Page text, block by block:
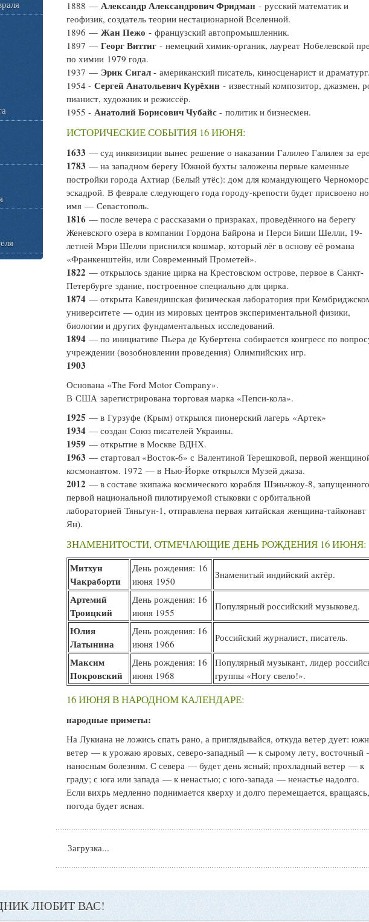
1888 — Александр Александрович Фридман - русский математик и
геофизик, создатель теории нестационарной Вселенной.
1896 —Жан Пежо - французский автопромышленник.
1897 —Георг Виттиг - немецкий химик-органик, лауреат Нобелевской
по химии 1979 года.
1937 — Эрик Сигал - американский писатель, киносценарист и драматург.
1954 -Сергей Анатольевич Курёхин - известный композитор, джазмен,
пианист, художник и режиссёр.
1955 - Анатолий Борисович Чубайс - политик и бизнесмен.
ИСТОРИЧЕСКИЕ СОБЫТИЯ 16 ИЮНЯ:
1633 — суд инквизиции вынес решение о наказании Галилео Галилея за
1783 — на западном берегу Южной бухты заложены первые каменные
постройки города Ахтиар (Белый утёс): дом для командующего
эскадрой. В феврале следующего года городу-крепости будет присвоено
имя — Севастополь.
1816 — после вечера с рассказами о призраках, проведённого на берегу
Женевского озера в компании Гордона Байрона и Перси Биши Шелли, 19-
летней Мэри Шелли приснился кошмар, который лёг в основу её романа
«Франкенштейн, или Современный Прометей».
1822 — открылось здание цирка на Крестовском острове, первое в Санкт-
Петербурге здание, построенное специально для цирка.
1874 — открыта Кавендишская физическая лаборатория при
университете — один из мировых центров экспериментальной физики,
биологии и других фундаментальных исследований.
1894 — по инициативе Пьера де Кубертена собирается конгресс по
учреждении (возобновлении проведения) Олимпийских игр.
1903
Основана «The Ford Motor Company».
В США зарегистрирована торговая марка «Пепси-кола».
1925 — в Гурзуфе (Крым) открылся пионерский лагерь «Артек»
1934 — создан Союз писателей Украины.
1959 — открытие в Москве ВДНХ.
1963 — стартовал «Восток-6» с Валентиной Терешковой, первой
космонавтом. 1972 — в Нью-Йорке открылся Музей джаза.
2012— в составе экипажа космического корабля Шэньчжоу-8,
первой национальной пилотируемой стыковки с орбитальной
лабораторией Тяньгун-1, отправлена первая китайская женщина-
Ян).
ЗНАМЕНИТОСТИ, ОТМЕЧАЮЩИЕ ДЕНЬ РОЖДЕНИЯ 16 ИЮНЯ:
Митхун
Чакраборти
День рождения: 16
июня 1950
Знаменитый индийский актёр.
Артемий
Троицкий
День рождения: 16
июня 1955
Популярный российский музыковед.
Юлия
Латынина
День рождения: 16
июня 1966
Российский журналист, писатель.
Максим
Покровский
День рождения: 16
июня 1968
Популярный музыкант, лидер
группы «Ногу свело!».
16 ИЮНЯ В НАРОДНОМ КАЛЕНДАРЕ:
народные приметы:
На Лукиана не ложись спать рано, а приглядывайся, откуда ветер дует:
ветер — к урожаю яровых, северо-западный — к сырому лету,
наносным болезням. С севера — будет день ясный; прохладный ветер — к
граду; с юга или запада — к ненастью; с юго-запада — ненастье надолго.
Если вихрь медленно поднимается кверху и долго перемещается,
погода будет ясная.
Загрузка...
ЛЮБИТ ВАС!